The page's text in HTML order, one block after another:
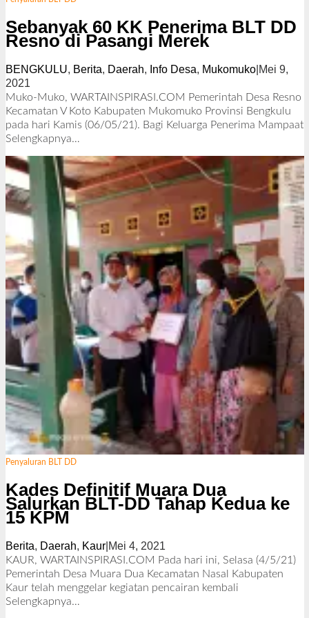
Sebanyak 60 KK Penerima BLT DD
Resno di Pasangi Merek
BENGKULU, Berita, Daerah, Info Desa, Mukomuko| Mei 9,
2021
l
e
h
R
d
a
k
s
i
Muko-Muko, WARTAINSPIRASI.COM Pemerintah Desa Resno
Kecamatan V Koto Kabupaten Mukomuko Provinsi Bengkulu
pada hari Kamis (06/05/21). Bagi Keluarga Penerima Mampaat
Selengkapnya…
Penyaluran BLT DD
Kades Definitif Muara Dua
Salurkan BLT-DD Tahap Kedua ke
15 KPM
Berita, Daerah, Kaur| Mei 4, 2021
l
e
h
KAUR, WARTAINSPIRASI.COM Pada hari ini, Selasa (4/5/21)
Pemerintah Desa Muara Dua Kecamatan Nasal Kabupaten
Kaur telah menggelar kegiatan pencairan kembali
Selengkapnya…